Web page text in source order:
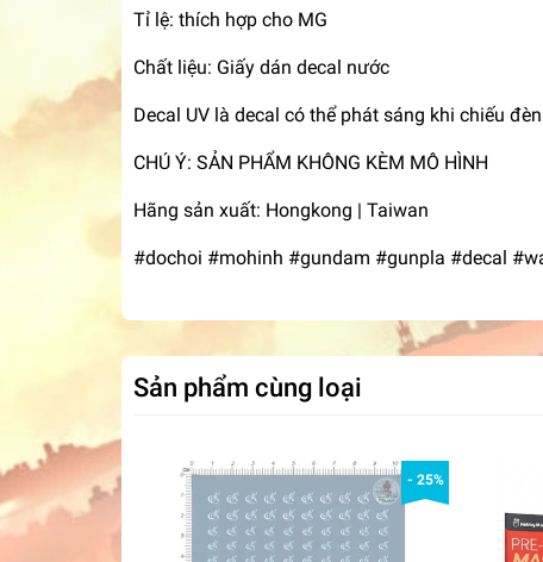
Tỉ lệ: thích hợp cho MG
Chất liệu: Giấy dán decal nước
Decal UV là decal có thể phát sáng khi chiếu
CHÚ Ý: SẢN PHẨM KHÔNG KÈM MÔ HÌNH
Hãng sản xuất: Hongkong | Taiwan
#dochoi #mohinh #gundam #gunpla #decal
Sản phẩm cùng loại
- 25%